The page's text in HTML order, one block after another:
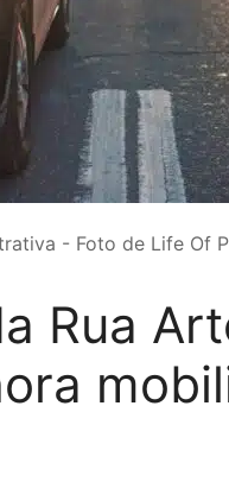
- Foto de Life Of
Rua